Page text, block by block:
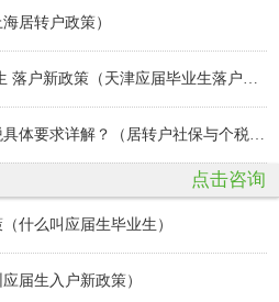
居转户政策）
点击咨询
什么叫应届生毕业生）
届生入户新政策）